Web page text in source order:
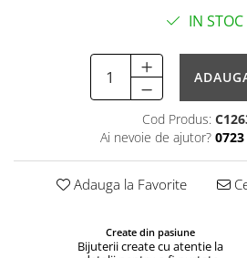
IN STOC
Cod Produs:
Ai nevoie de ajutor?
Adauga la Favorite
Create din pasiune
Bijuterii create cu atentie la